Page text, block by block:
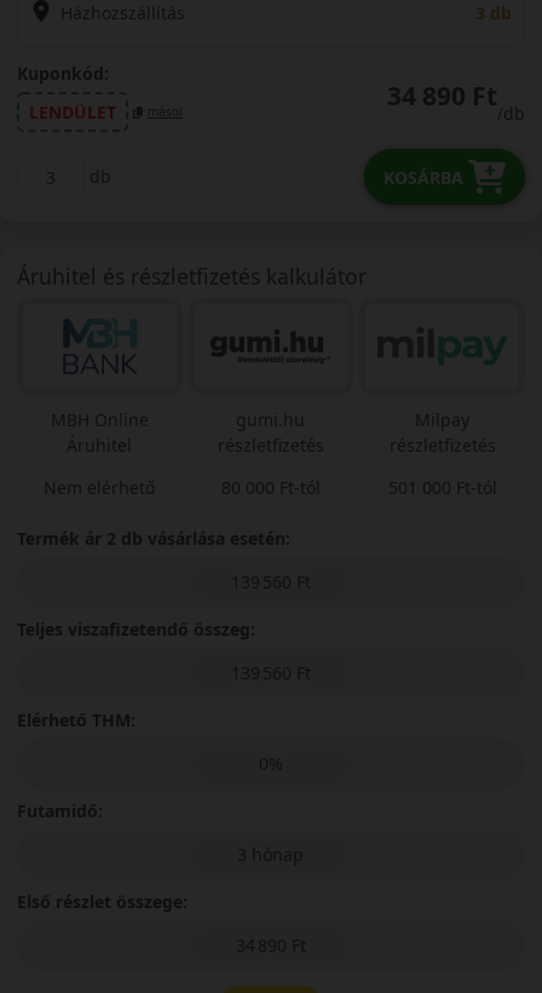
Házhozszállítás 3 db
Kuponkód:
LENDÜLET
másol 34 890 Ft
/db
db KOSÁRBA
Áruhitel és részletfizetés kalkulátor
MBH Online
Áruhitel
Nem elérhető
gumi.hu
részletfizetés
80 000 Ft-tól
Milpay
részletfizetés
501 000 Ft-tól
Termék ár 2 db vásárlása esetén:
139 560 Ft
Teljes viszafizetendő összeg:
139 560 Ft
Elérhető THM:
0%
Futamidő:
3 hónap
Első részlet összege:
34 890 Ft